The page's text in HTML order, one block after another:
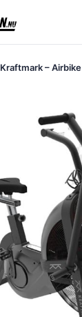
Kraftmark – Airbike